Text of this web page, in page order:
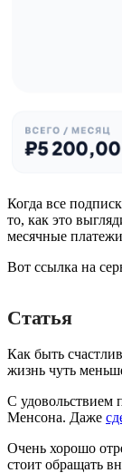
Когда все
то, как это
месячные
Вот ссылка на
Статья
Как быть
жизнь чуть
С удовольствием
Менсона. Даже
Очень хорошо
стоит обращать